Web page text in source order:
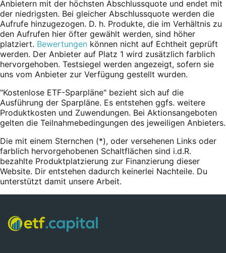
Anbietern mit der höchsten Abschlussquote und endet mit
der niedrigsten. Bei gleicher Abschlussquote werden die
Aufrufe hinzugezogen. D. h. Produkte, die im Verhältnis zu
den Aufrufen hier öfter gewählt werden, sind höher
platziert. Bewertungen können nicht auf Echtheit geprüft
werden. Der Anbieter auf Platz 1 wird zusätzlich farblich
hervorgehoben. Testsiegel werden angezeigt, sofern sie
uns vom Anbieter zur Verfügung gestellt wurden.
"Kostenlose ETF-Sparpläne" bezieht sich auf die
Ausführung der Sparpläne. Es entstehen ggfs. weitere
Produktkosten und Zuwendungen. Bei Aktionsangeboten
gelten die Teilnahmebedingungen des jeweiligen Anbieters.
Die mit einem Sternchen (*), oder versehenen Links oder
farblich hervorgehobenen Schaltflächen sind i.d.R.
bezahlte Produktplatzierung zur Finanzierung dieser
Website. Dir entstehen dadurch keinerlei Nachteile. Du
unterstützt damit unsere Arbeit.